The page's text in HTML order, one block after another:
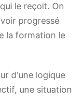
le reçoit. On
progressé
la formation le
d'une logique
une situation